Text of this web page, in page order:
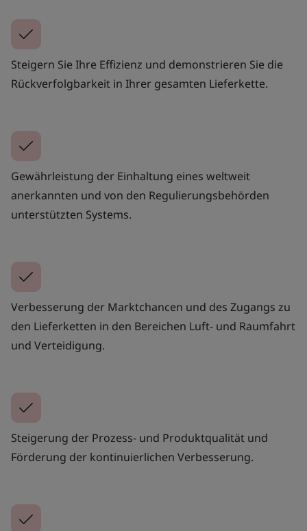
Steigern Sie Ihre Effizienz und demonstrieren Sie die
Rückverfolgbarkeit in Ihrer gesamten Lieferkette.
Gewährleistung der Einhaltung eines weltweit
anerkannten und von den Regulierungsbehörden
unterstützten Systems.
Verbesserung der Marktchancen und des Zugangs zu
den Lieferketten in den Bereichen Luft- und Raumfahrt
und Verteidigung.
Steigerung der Prozess- und Produktqualität und
Förderung der kontinuierlichen Verbesserung.